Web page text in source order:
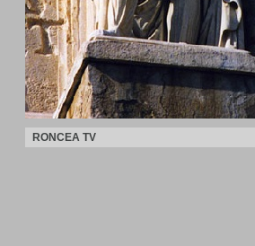
RONCEA TV